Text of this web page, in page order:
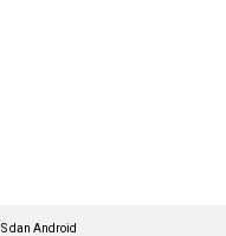
dan Android